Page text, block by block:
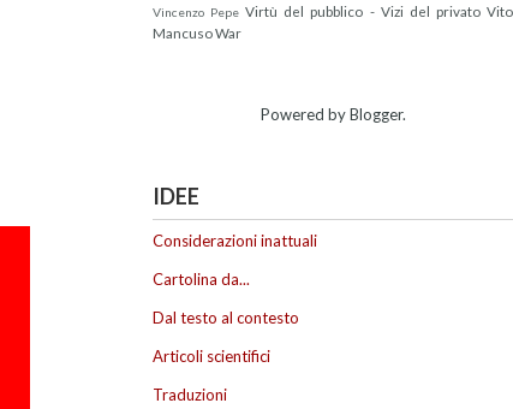
Vincenzo Pepe Virtù del pubblico - Vizi del privato Vito
MancusoWar
Powered byBlogger.
IDEE
Considerazioni inattuali
Cartolina da...
Dal testo al contesto
Articoli scientifici
Traduzioni